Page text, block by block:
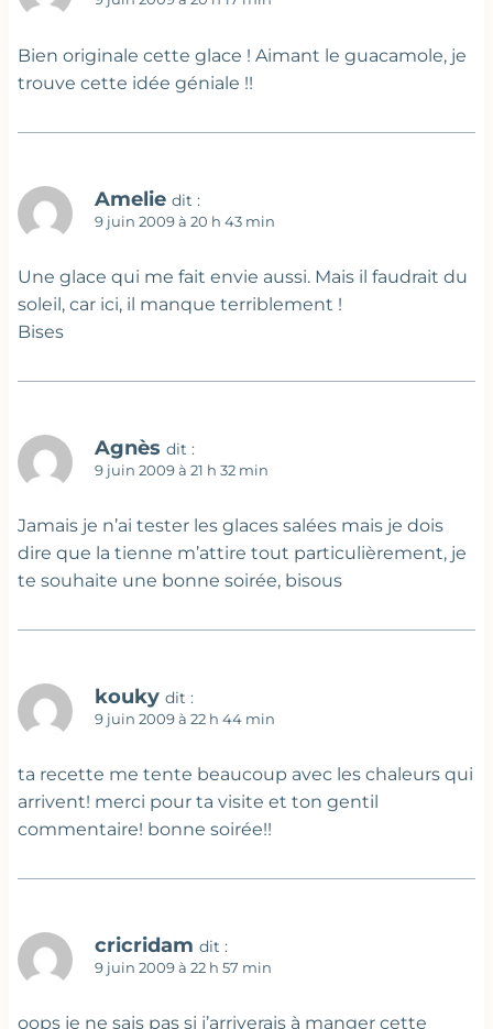
Bien originale cette glace ! Aimant le guacamole, je
trouve cette idée géniale !!
Amelie dit :
9 juin 2009 à 20 h 43 min
Une glace qui me fait envie aussi. Mais il faudrait du
soleil, car ici, il manque terriblement !
Bises
Agnès dit :
9 juin 2009 à 21 h 32 min
Jamais je n’ai tester les glaces salées mais je dois
dire que la tienne m’attire tout particulièrement, je
te souhaite une bonne soirée, bisous
kouky dit :
9 juin 2009 à 22 h 44 min
ta recette me tente beaucoup avec les chaleurs qui
arrivent! merci pour ta visite et ton gentil
commentaire! bonne soirée!!
cricridam dit :
9 juin 2009 à 22 h 57 min
oops je ne sais pas si j’arriverais à manger cette